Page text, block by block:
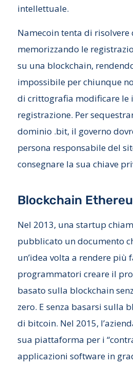
intellettuale.
Namecoin tenta di
memorizzando le
su una blockchain,
impossibile per chiunque
di crittografia modificare le
registrazione. Per
dominio .bit, il governo
persona responsabile del
consegnare la sua chiave
Blockchain
Nel 2013, una startup
pubblicato un documento
un’idea volta a rendere più
programmatori creare il
basato sulla blockchain
zero. E senza basarsi sulla
di bitcoin. Nel 2015,
sua piattaforma per i
applicazioni software in